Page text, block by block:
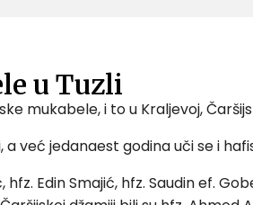
u Tuzli
mukabele, i to u Kraljevoj,
već jedanaest godina uči se i
Edin Smajić, hfz. Saudin ef.